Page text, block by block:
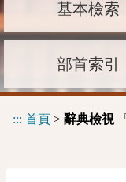
基本檢索
部首索引
::: 首頁 > 辭典檢視「